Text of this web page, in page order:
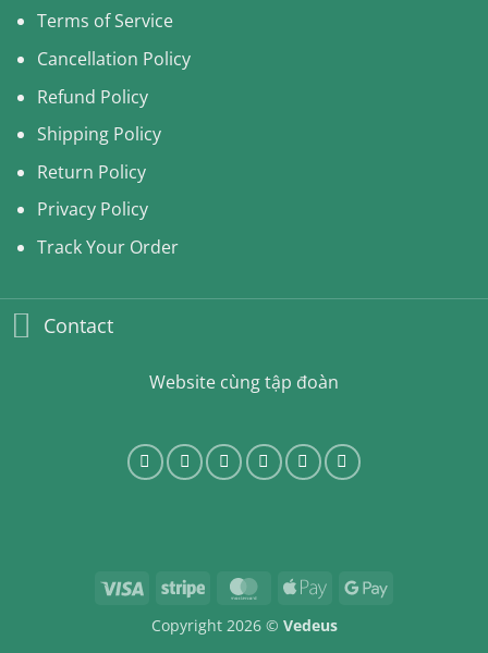
Terms of Service
Cancellation Policy
Refund Policy
Shipping Policy
Return Policy
Privacy Policy
Track Your Order
Contact
Website cùng tập đoàn
Visa Stripe MasterCardApple
Copyright 2026 © Vedeus